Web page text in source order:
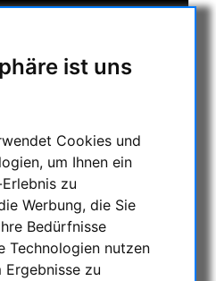
ist uns
Cookies und
um Ihnen ein
zu
Werbung, die Sie
Bedürfnisse
Technologien nutzen
zu
&